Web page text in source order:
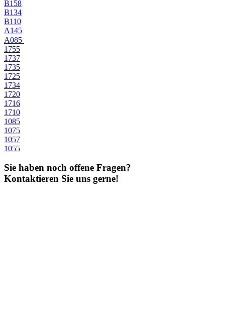
B158
B134
B110
A145
A085
1755
1737
1735
1725
1734
1720
1716
1710
1085
1075
1057
1055
Sie haben noch offene Fragen?
Kontaktieren Sie uns gerne!